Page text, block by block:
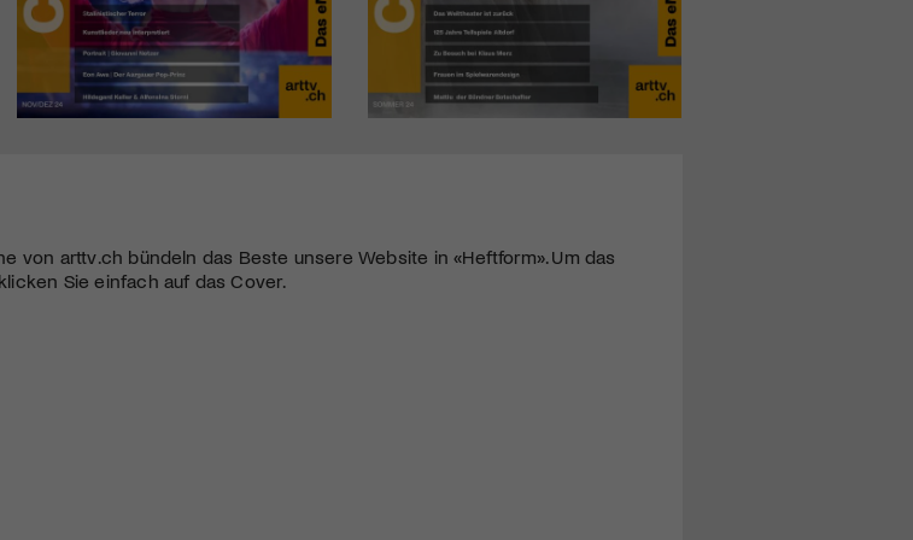
von arttv.ch bündeln das Beste unsere Website in «Heftform». Um das
Sie einfach auf das Cover.